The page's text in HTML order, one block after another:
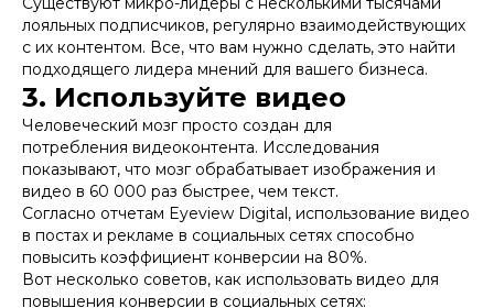
лояльных подписчиков, регулярно взаимодействующих
с их контентом. Все, что вам нужно сделать, это найти
подходящего лидера мнений для вашего бизнеса.
3. Используйте видео
Человеческий мозг просто создан для
потребления видеоконтента. Исследования
показывают, что мозг обрабатывает изображения и
видео в 60 000 раз быстрее, чем текст.
Согласно отчетам Eyeview Digital, использование видео
в постах и рекламе в социальных сетях способно
повысить коэффициент конверсии на 80%.
Вот несколько советов, как использовать видео для
повышения конверсии в социальных сетях: